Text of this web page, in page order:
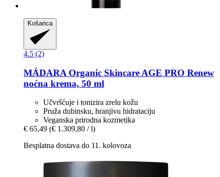
Košarica
4.5 (2)
MÁDARA Organic Skincare AGE PRO Renew
noćna krema, 50 ml
Učvršćuje i tonizira zrelu kožu
Pruža dubinsku, hranjivu hidrataciju
Veganska prirodna kozmetika
€ 65,49 (€ 1.309,80 / l)
Besplatna dostava do 11. kolovoza